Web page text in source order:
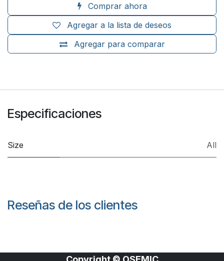
Comprar ahora
Agregar para comparar
Agregar a la lista de deseos
Especificaciones
Size All
Reseñas de los clientes